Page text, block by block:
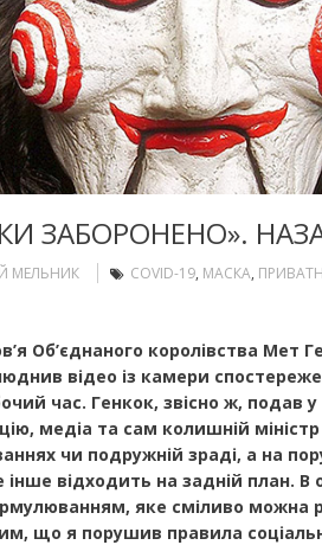
ЗАБОРОНЕНО».
МЕЛЬНИК COVID-19, МАСКА,
Об’єднаного королівства Мет
відео із камери
час. Генкок, звісно ж, подав
медіа та сам колишній
чи подружній зраді, а на
інше відходить на задній план. В
яке сміливо можна
що я порушив правила